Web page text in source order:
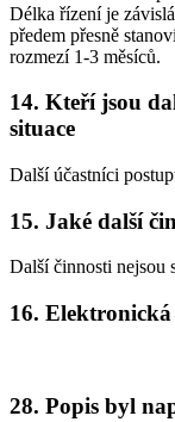
Délka řízení je
předem přesně
rozmezí 1-3 měsíců.
14. Kteří jsou
situace
Další účastníci
15. Jaké další
Další činnosti nejsou
16.
28. Popis byl